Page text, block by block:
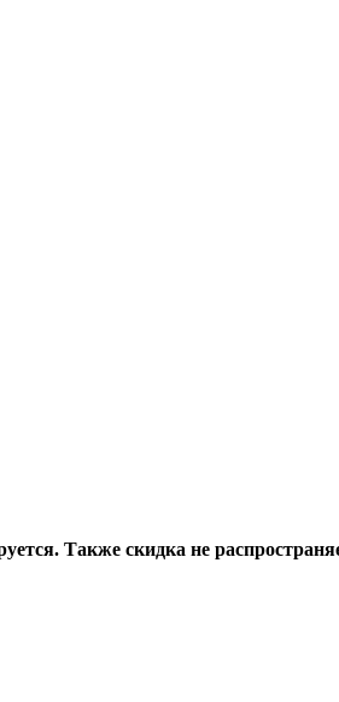
Также скидка не